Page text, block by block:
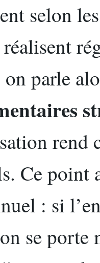
selon
parle
rend
Ce point
: si
se porte